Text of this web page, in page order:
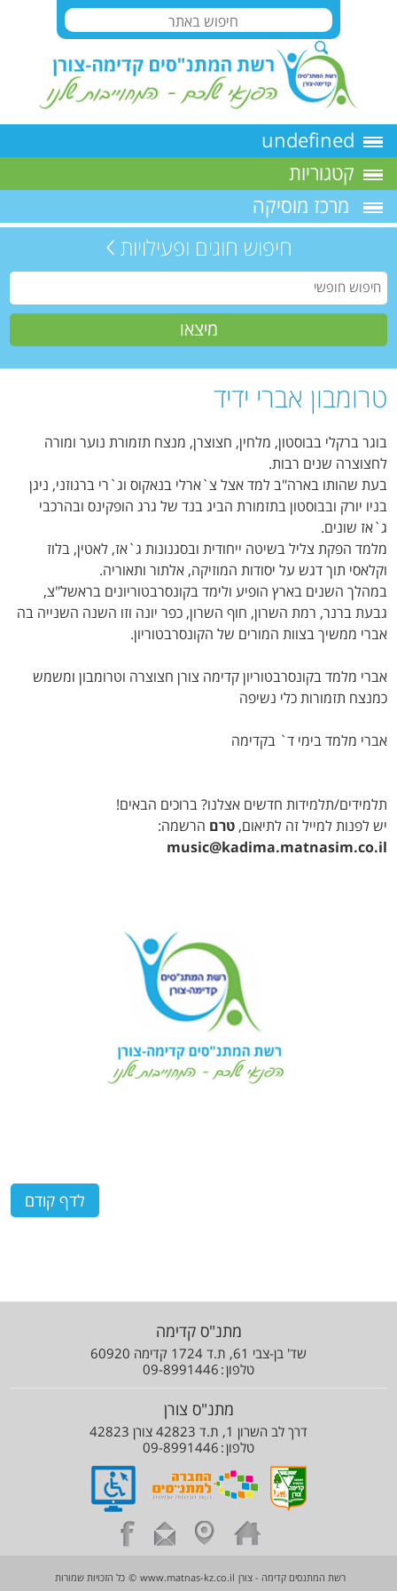
undefined
קטגוריות
מרכז מוסיקה
חיפוש חוגים ופעילויות
טרומבון אברי ידיד
בוגר ברקלי בבוסטון, מלחין, חצוצרן, מנצח תזמורת נוער ומורה
לחצוצרה שנים רבות.
בעת שהותו בארה"ב למד אצל צ`ארלי בנאקוס וג`רי ברגוזני, ניגן
בניו יורק ובבוסטון בתזמורת הביג בנד של גרג הופקינס ובהרכבי
ג`אז שונים.
מלמד הפקת צליל בשיטה ייחודית ובסגנונות ג`אז, לאטין, בלוז
וקלאסי תוך דגש על יסודות המוזיקה, אלתור ותאוריה.
במהלך השנים בארץ הופיע ולימד בקונסרבטוריונים בראשל"צ,
גבעת ברנר, רמת השרון, חוף השרון, כפר יונה וזו השנה השנייה בה
אברי ממשיך בצוות המורים של הקונסרבטוריון.
אברי מלמד בקונסרבטוריון קדימה צורן חצוצרה וטרומבון ומשמש
כמנצח תזמורות כלי נשיפה
אברי מלמד בימי ד` בקדימה
תלמידים/תלמידות חדשים אצלנו? ברוכים הבאים!
יש לפנות למייל זה לתיאום, טרםהרשמה:
music@kadima.matnasim.co.il
מתנ"ס קדימה
שד' בן-צבי 61, ת.ד 1724 קדימה 60920
טלפון
09-8991446
מתנ"ס צורן
דרך לב השרון 1, ת.ד 42823 צורן 42823
טלפון
09-8991446
רשת המתנסים קדימה - צורן www.matnas-kz.co.il
© כל הזכויות שמורות